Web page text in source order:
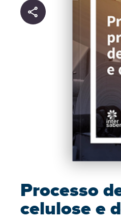
Processo
celulose e